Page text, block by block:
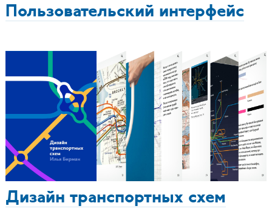
Пользовательский интерфейс
Дизайн транспортных схем